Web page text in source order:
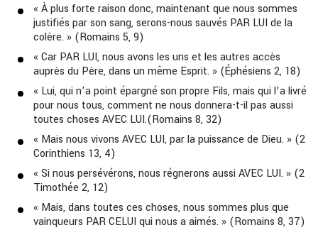
« À plus forte raison donc, maintenant que nous sommes
justifiés par son sang, serons-nous sauvés PAR LUI de la
colère. » (Romains 5, 9)
« Car PAR LUI, nous avons les uns et les autres accès
auprès du Père, dans un même Esprit. » (Éphésiens 2, 18)
« Lui, qui n’a point épargné son propre Fils, mais qui l’a livré
pour nous tous, comment ne nous donnera-t-il pas aussi
toutes choses AVEC LUI.(Romains 8, 32)
« Mais nous vivons AVEC LUI, par la puissance de Dieu. » (2
Corinthiens 13, 4)
« Si nous persévérons, nous régnerons aussi AVEC LUI. » (2
Timothée 2, 12)
« Mais, dans toutes ces choses, nous sommes plus que
vainqueurs PAR CELUI qui nous a aimés. » (Romains 8, 37)